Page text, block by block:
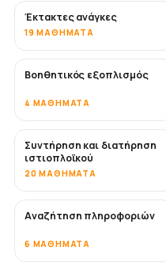
Έκτακτες ανάγκες
19 ΜΑΘΉΜΑΤΑ
Βοηθητικός εξοπλισμός
4 ΜΑΘΉΜΑΤΑ
Συντήρηση και διατήρηση
ιστιοπλοϊκού
20 ΜΑΘΉΜΑΤΑ
Αναζήτηση πληροφοριών
6 ΜΑΘΉΜΑΤΑ